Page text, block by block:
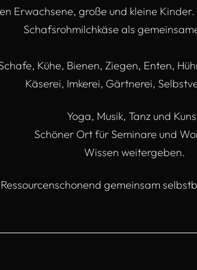
Erwachsene, große und kleine
Schafsrohmilchkäse als
Kühe, Bienen, Ziegen, Enten,
Käserei, Imkerei, Gärtnerei,
Yoga, Musik, Tanz und
Schöner Ort für Seminare und
Wissen weitergeben.
Ressourcenschonend gemeinsam